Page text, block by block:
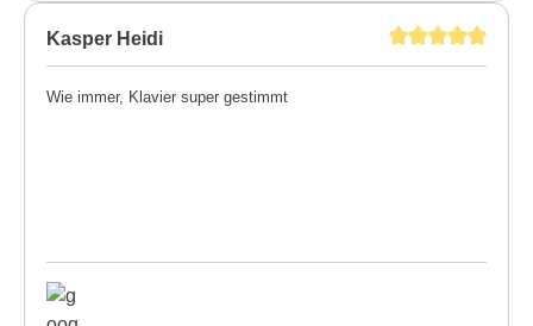
Kasper Heidi
Wie immer, Klavier super gestimmt